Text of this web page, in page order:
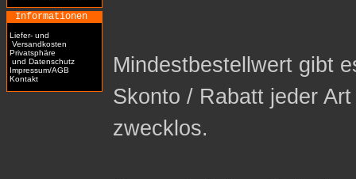
Informationen
Liefer- und
Versandkosten
Privatsphäre
und Datenschutz
Impressum/AGB
Kontakt
Mindestbestellwert gibt
Skonto / Rabatt jeder
zwecklos.